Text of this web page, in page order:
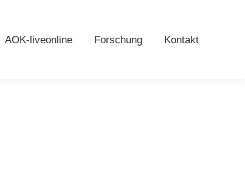
AOK-liveonline Forschung Kontakt